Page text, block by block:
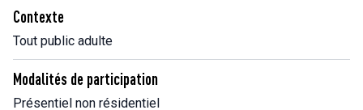
Contexte
Tout public adulte
Modalités de participation
Présentiel non résidentiel